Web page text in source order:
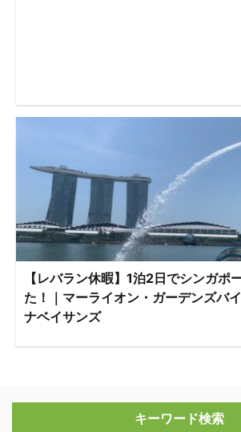
【レバラン休暇】1泊2日でシンガポ
た！｜マーライオン・ガーデンズバ
ナベイサンズ
キーワード検索